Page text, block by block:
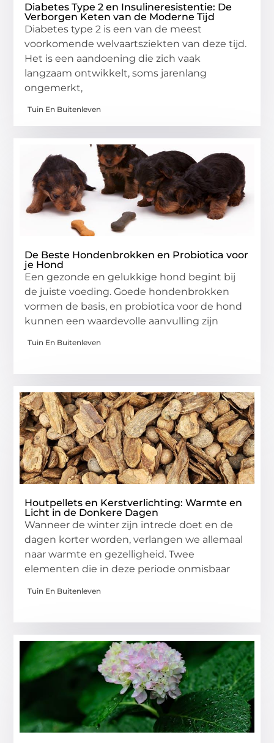
Diabetes Type 2 en Insulineresistentie: De
Verborgen Keten van de Moderne Tijd
Diabetes type 2 is een van de meest
voorkomende welvaartsziekten van deze tijd.
Het is een aandoening die zich vaak
langzaam ontwikkelt, soms jarenlang
ongemerkt,
Tuin En Buitenleven
De Beste Hondenbrokken en Probiotica voor
je Hond
Een gezonde en gelukkige hond begint bij
de juiste voeding. Goede hondenbrokken
vormen de basis, en probiotica voor de hond
kunnen een waardevolle aanvulling zijn
Tuin En Buitenleven
Houtpellets en Kerstverlichting: Warmte en
Licht in de Donkere Dagen
Wanneer de winter zijn intrede doet en de
dagen korter worden, verlangen we allemaal
naar warmte en gezelligheid. Twee
elementen die in deze periode onmisbaar
Tuin En Buitenleven